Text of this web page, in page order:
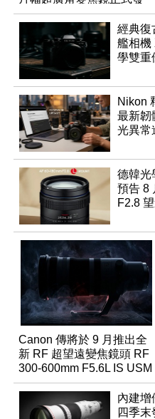
表
經典復
艦相機
學雙重
Nikon
最新韌
光異常
德韓光
預告 8
F2.8
Canon 傳將於 9 月推出全
新 RF 超望遠變焦鏡頭 RF
300-600mm F5.6L IS USM
內建增
四季